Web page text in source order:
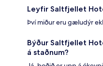
Leyfir Saltfjellet
Því miður eru gæludýr
Býður Saltfjellet
á staðnum?